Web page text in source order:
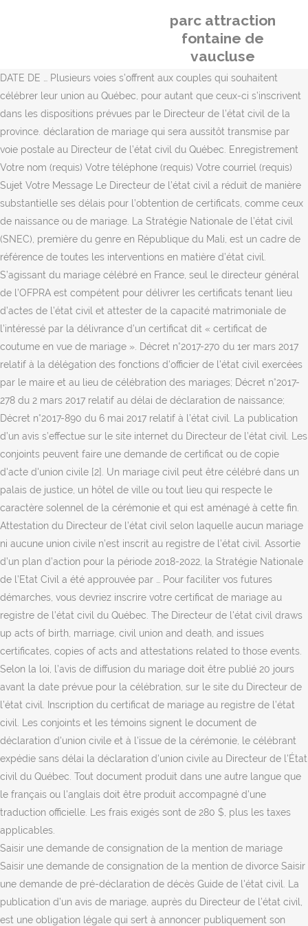
parc attraction
fontaine de
vaucluse
DATE DE … Plusieurs voies s’offrent aux couples qui souhaitent
célébrer leur union au Québec, pour autant que ceux-ci s’inscrivent
dans les dispositions prévues par le Directeur de l’état civil de la
province. déclaration de mariage qui sera aussitôt transmise par
voie postale au Directeur de l’état civil du Québec. Enregistrement
Votre nom (requis) Votre téléphone (requis) Votre courriel (requis)
Sujet Votre Message Le Directeur de l’état civil a réduit de manière
substantielle ses délais pour l’obtention de certificats, comme ceux
de naissance ou de mariage. La Stratégie Nationale de l’état civil
(SNEC), première du genre en République du Mali, est un cadre de
référence de toutes les interventions en matière d’état civil.
S’agissant du mariage célébré en France, seul le directeur général
de l’OFPRA est compétent pour délivrer les certificats tenant lieu
d’actes de l’état civil et attester de la capacité matrimoniale de
l’intéressé par la délivrance d’un certificat dit « certificat de
coutume en vue de mariage ». Décret n°2017-270 du 1er mars 2017
relatif à la délégation des fonctions d'officier de l'état civil exercées
par le maire et au lieu de célébration des mariages; Décret n°2017-
278 du 2 mars 2017 relatif au délai de déclaration de naissance;
Décret n°2017-890 du 6 mai 2017 relatif à l’état civil. La publication
d’un avis s’effectue sur le site internet du Directeur de l’état civil. Les
conjoints peuvent faire une demande de certificat ou de copie
d'acte d'union civile [2]. Un mariage civil peut être célébré dans un
palais de justice, un hôtel de ville ou tout lieu qui respecte le
caractère solennel de la cérémonie et qui est aménagé à cette fin.
Attestation du Directeur de l’état civil selon laquelle aucun mariage
ni aucune union civile n’est inscrit au registre de l’état civil. Assortie
d’un plan d’action pour la période 2018-2022, la Stratégie Nationale
de l’Etat Civil a été approuvée par … Pour faciliter vos futures
démarches, vous devriez inscrire votre certificat de mariage au
registre de l’état civil du Québec. The Directeur de l'état civil draws
up acts of birth, marriage, civil union and death, and issues
certificates, copies of acts and attestations related to those events.
Selon la loi, l’avis de diffusion du mariage doit être publié 20 jours
avant la date prévue pour la célébration, sur le site du Directeur de
l’état civil. Inscription du certificat de mariage au registre de l’état
civil. Les conjoints et les témoins signent le document de
déclaration d'union civile et à l'issue de la cérémonie, le célébrant
expédie sans délai la déclaration d'union civile au Directeur de l'État
civil du Québec. Tout document produit dans une autre langue que
le français ou l'anglais doit être produit accompagné d'une
traduction officielle. Les frais exigés sont de 280 $, plus les taxes
applicables.
Saisir une demande de consignation de la mention de mariage
Saisir une demande de consignation de la mention de divorce Saisir
une demande de pré-déclaration de décès Guide de l'état civil. La
publication d’un avis de mariage, auprès du Directeur de l’état civil,
est une obligation légale qui sert à annoncer publiquement son